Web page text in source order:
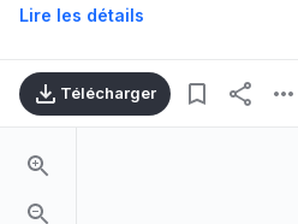
Lire les détails
Télécharger